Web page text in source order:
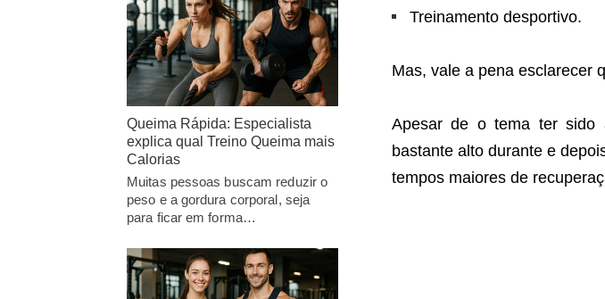
Treinamento desportivo.
Mas, vale a pena esclarecer
Apesar de o tema ter sido
bastante alto durante e
tempos maiores de
Queima Rápida: Especialista
explica qual Treino Queima mais
Calorias
Muitas pessoas buscam reduzir o
peso e a gordura corporal, seja
para ficar em forma…